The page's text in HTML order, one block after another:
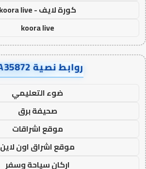
كورة لايف - koora live
koora live
روابط نصية AA35872
ضوء التعليمي
صحيفة برق
موقع اشراقات
موقع اشراق اون لاين
اركان سياحة وسفر